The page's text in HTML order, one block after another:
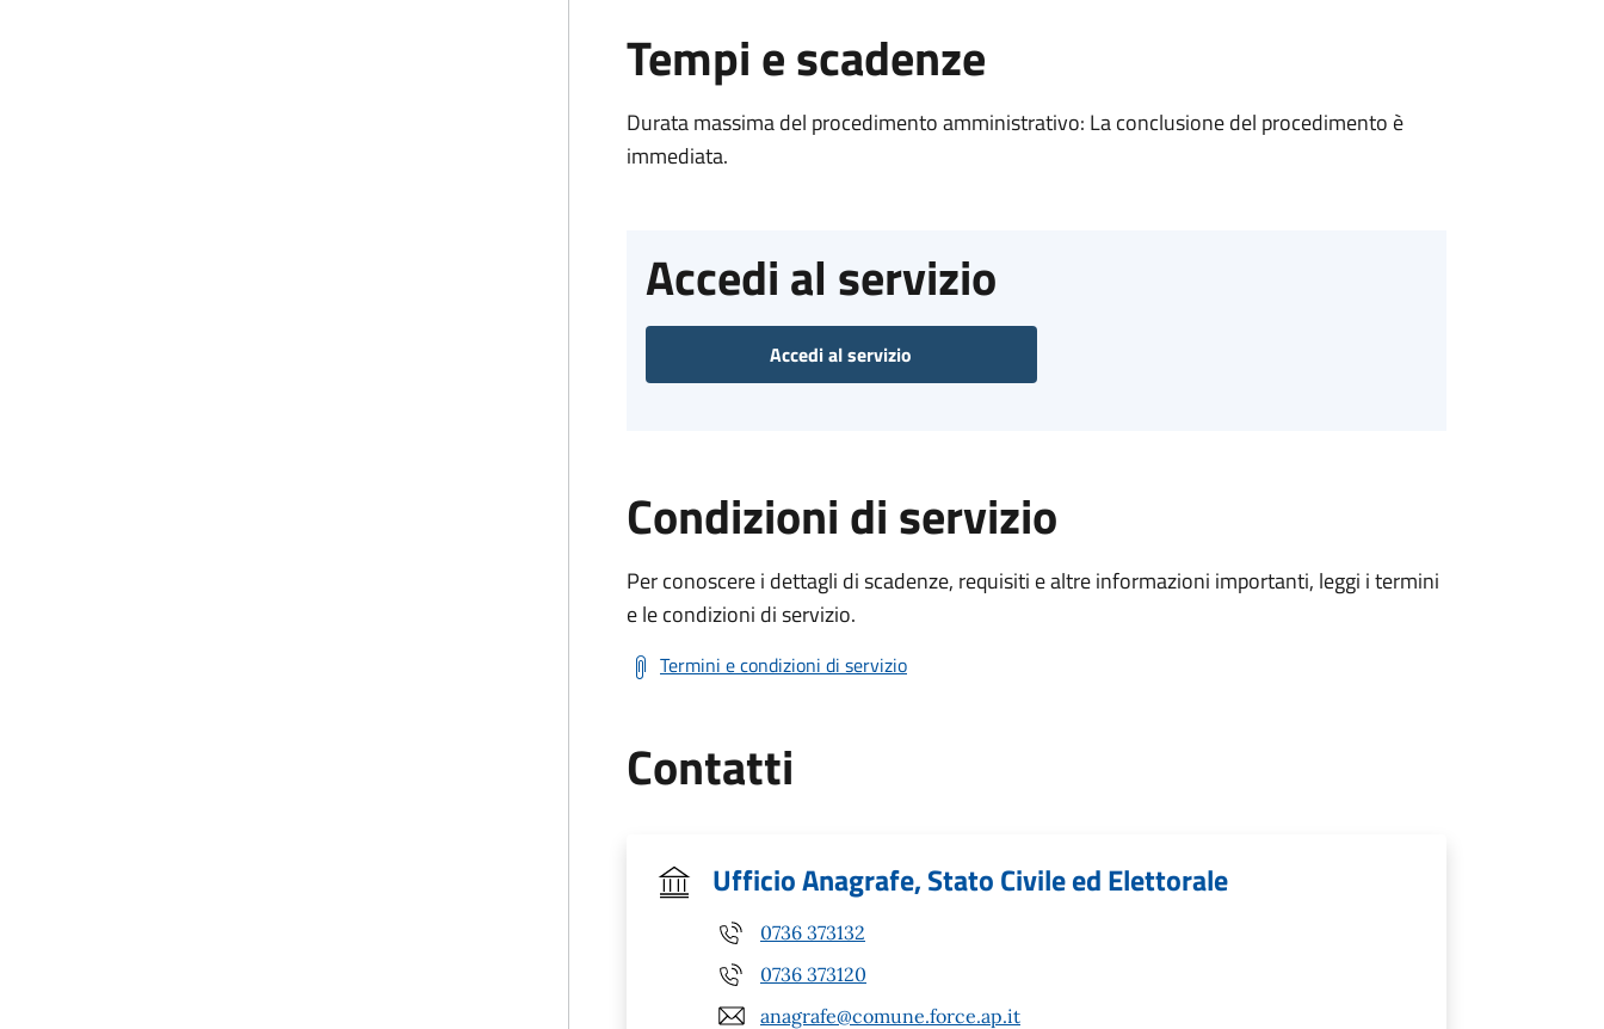
Tempi e scadenze
Durata massima del procedimento amministrativo: La conclusione del procedimento è
immediata.
Accedi al servizio
Accedi al servizio
Condizioni di servizio
Per conoscere i dettagli di scadenze, requisiti e altre informazioni importanti, leggi i termini
e le condizioni di servizio.
Termini e condizioni di servizio
Contatti
Ufficio Anagrafe, Stato Civile ed Elettorale
0736 373132
0736 373120
anagrafe@comune.force.ap.it